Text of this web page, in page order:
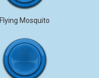
Flying Mosquito